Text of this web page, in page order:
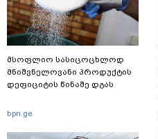
მსოფლიო სასიცოცხლოდ
მნიშვნელოვანი პროდუქტის
დეფიციტის წინაშე დგას